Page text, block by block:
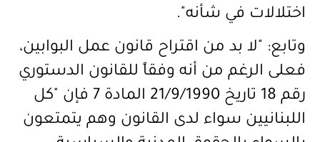
اختلالات في شأنه".
وتابع: "لا بد من اقتراح قانون عمل البوابين،
فعلى الرغم من أنه وفقاً للقانون الدستوري
رقم 18 تاريخ 21/9/1990 المادة 7 فإن "كل
اللبنانيين سواء لدى القانون وهم يتمتعون